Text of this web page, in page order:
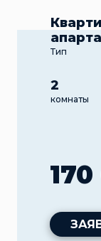
Тип
2
комнаты